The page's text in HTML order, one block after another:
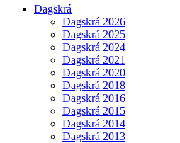
Dagskrá
Dagskrá 2026
Dagskrá 2025
Dagskrá 2024
Dagskrá 2021
Dagskrá 2020
Dagskrá 2018
Dagskrá 2016
Dagskrá 2015
Dagskrá 2014
Dagskrá 2013